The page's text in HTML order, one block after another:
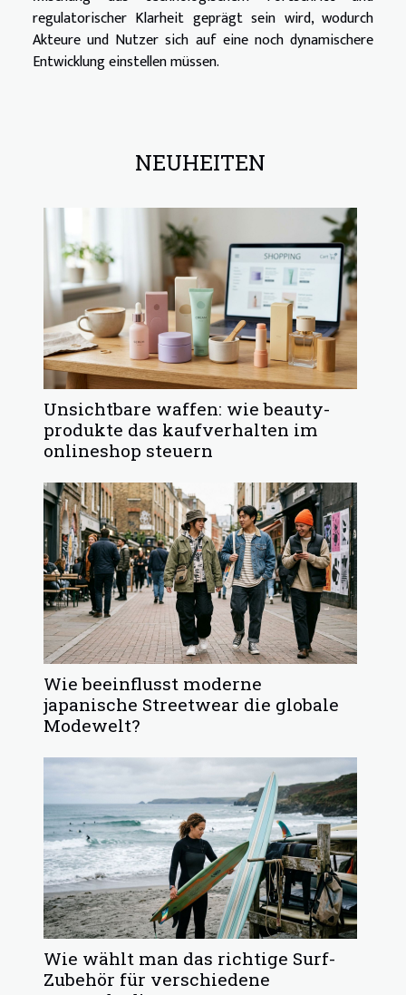
regulatorischer Klarheit geprägt sein wird, wodurch
Akteure und Nutzer sich auf eine noch dynamischere
Entwicklung einstellen müssen.
NEUHEITEN
Unsichtbare waffen: wie beauty-
produkte das kaufverhalten im
onlineshop steuern
Wie beeinflusst moderne
japanische Streetwear die globale
Modewelt?
Wie wählt man das richtige Surf-
Zubehör für verschiedene